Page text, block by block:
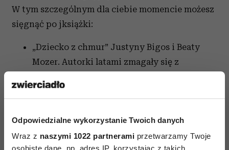
Odpowiedzialne wykorzystanie Twoich danych
Wraz z naszymi 1022 partnerami przetwarzamy Twoje
osobiste dane, np. adres IP, korzystając z takich
W tym szczególnym dla ciebie momencie możesz
sięgnąć po jksiążki:
„Dziecko z chmur” Justyny Bigos i Beaty
Mozer. Autorki latami zmagały się z
partnera. W końcu zdecydowały: adoptuję
wzruszającej, pięknej książce.
„Jeża” – Katarzyny Kotowskiej. Autorka